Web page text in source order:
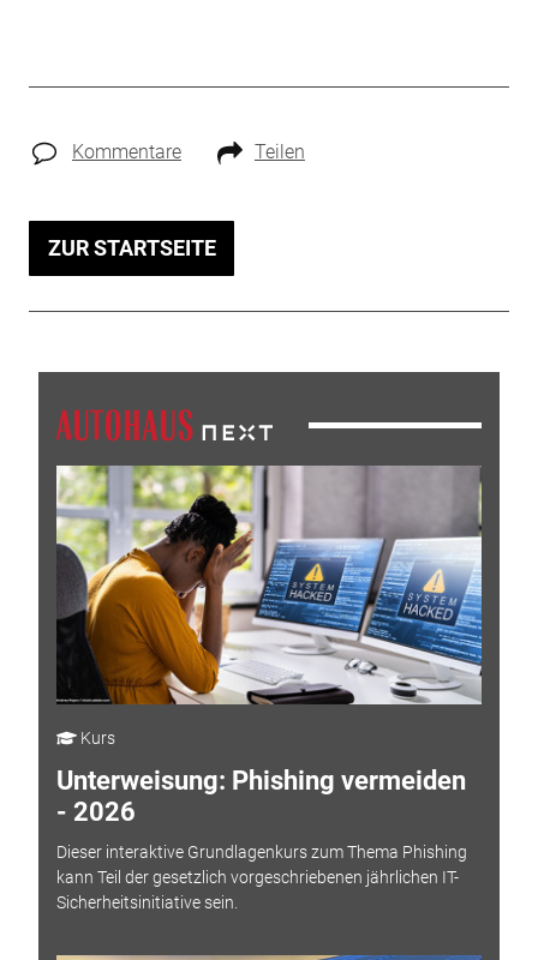
Kommentare Teilen
ZUR STARTSEITE
Kurs
Unterweisung: Phishing vermeiden
- 2026
Dieser interaktive Grundlagenkurs zum Thema Phishing
kann Teil der gesetzlich vorgeschriebenen jährlichen IT-
Sicherheitsinitiative sein.